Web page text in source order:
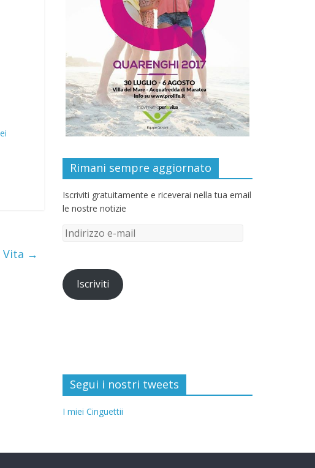
Vita →
Rimani sempre aggiornato
Iscriviti gratuitamente e riceverai nella tua email
le nostre notizie
Iscriviti
Segui i nostri tweets
I miei Cinguettii